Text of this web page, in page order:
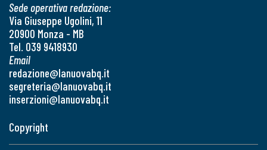
Sede operativa redazione:
Via Giuseppe Ugolini, 11
20900 Monza - MB
Tel. 039 9418930
Email
redazione@lanuovabq.it
segreteria@lanuovabq.it
inserzioni@lanuovabq.it
Copyright